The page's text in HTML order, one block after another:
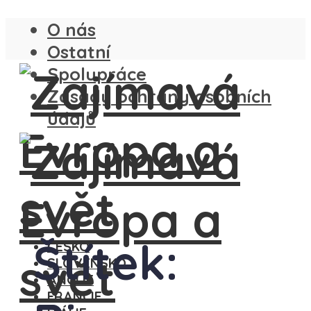
O nás
Ostatní
Spolupráce
Zásady ochrany osobních
údajů
ČESKO
SLOVENSKO
ANGLIE
FRANCIE
Štítek: